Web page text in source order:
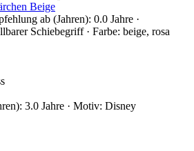
Beige
ab (Jahren): 0.0 Jahre ·
Schiebegriff · Farbe: beige, rosa
3.0 Jahre · Motiv: Disney